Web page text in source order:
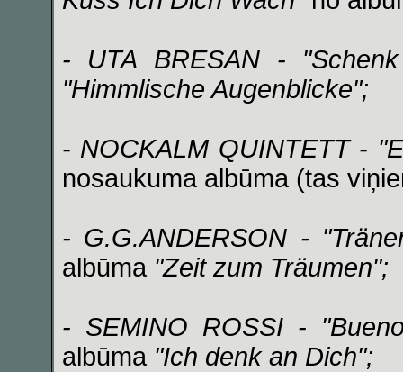
- UTA BRESAN -
"Himmlische Augenblicke";
- NOCKALM QUINTETT -
nosaukuma albūma (tas
- G.G.ANDERSON -
albūma "Zeit zum Träumen";
- SEMINO ROSSI -
albūma "Ich denk an Dich";